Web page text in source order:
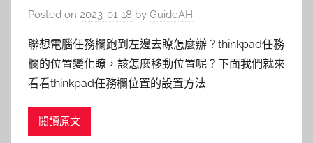
Posted on 2023-01-18 by GuideAH
聯想電腦任務欄跑到左邊去瞭怎麼辦？thinkpad任務
欄的位置變化瞭，該怎麼移動位置呢？下面我們就來
看看thinkpad任務欄位置的設置方法
閱讀原文